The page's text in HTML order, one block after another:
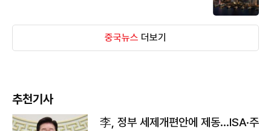
중국뉴스 더보기
추천기사
李, 정부 세제개편안에 제동…ISA·주